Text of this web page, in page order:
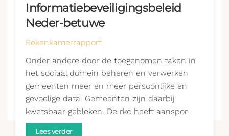
Informatiebeveiligingsbeleid
Neder-betuwe
Rekenkamerrapport
Onder andere door de toegenomen taken in
het sociaal domein beheren en verwerken
gemeenten meer en meer persoonlijke en
gevoelige data. Gemeenten zijn daarbij
kwetsbaar gebleken. De rkc heeft aanspor…
Lees verder